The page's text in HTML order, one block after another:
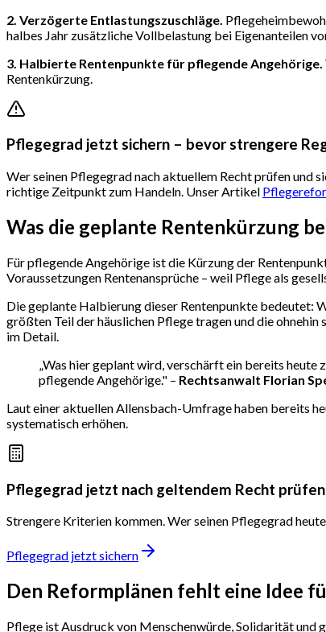
2. Verzögerte Entlastungszuschläge.
halbes Jahr zusätzliche Vollbelastung bei Eigenanteilen
3. Halbierte Rentenpunkte für pflegende Angehörige.
Rentenkürzung.
Pflegegrad jetzt sichern – bevor strengere
Wer seinen Pflegegrad nach aktuellem Recht prüfen und
richtige Zeitpunkt zum Handeln. Unser Artikel
Was die geplante Rentenkürzung
Für pflegende Angehörige ist die Kürzung der
Voraussetzungen Rentenansprüche – weil Pflege als
Die geplante Halbierung dieser Rentenpunkte bedeutet:
größten Teil der häuslichen Pflege tragen und die
im Detail.
„Was hier geplant wird, verschärft ein bereits
pflegende Angehörige." – Rechtsanwalt Florian
Laut einer aktuellen Allensbach-Umfrage haben bereits
systematisch erhöhen.
Pflegegrad jetzt nach geltendem Recht
Strengere Kriterien kommen. Wer seinen Pflegegrad
Pflegegrad jetzt sichern
Den Reformplänen fehlt eine Idee
Pflege ist Ausdruck von Menschenwürde, Solidarität